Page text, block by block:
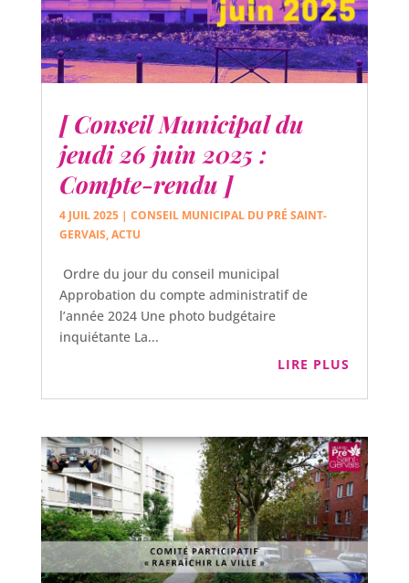
[ Conseil Municipal du
jeudi 26 juin 2025 :
Compte-rendu ]
4 JUIL 2025| CONSEIL MUNICIPAL DU PRÉ SAINT-
GERVAIS,ACTU
Ordre du jour du conseil municipal
Approbation du compte administratif de
l’année 2024 Une photo budgétaire
inquiétante La...
LIRE PLUS